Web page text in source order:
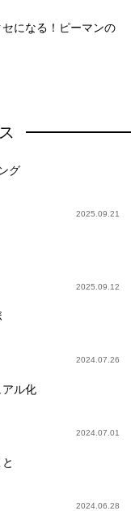
セになる！ピーマンの
グ
2025.09.21
2025.09.12
2024.07.26
ル化
2024.07.01
2024.06.28